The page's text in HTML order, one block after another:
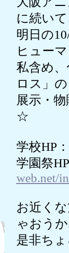
に続い
明日の
ヒュー
私含め
ロス」の
展示・
☆
学校HP：
学園祭
web.net/
お近く
ゃおう
是非ち